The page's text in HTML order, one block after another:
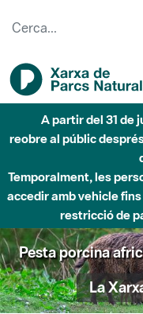
A partir del 31 de
reobre al públic
Temporalment, les
accedir amb vehicle
restricció de
Pesta porcina
La